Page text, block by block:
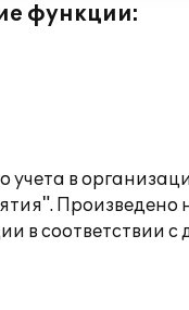
функции:
учета в
Произведено
в соответствии